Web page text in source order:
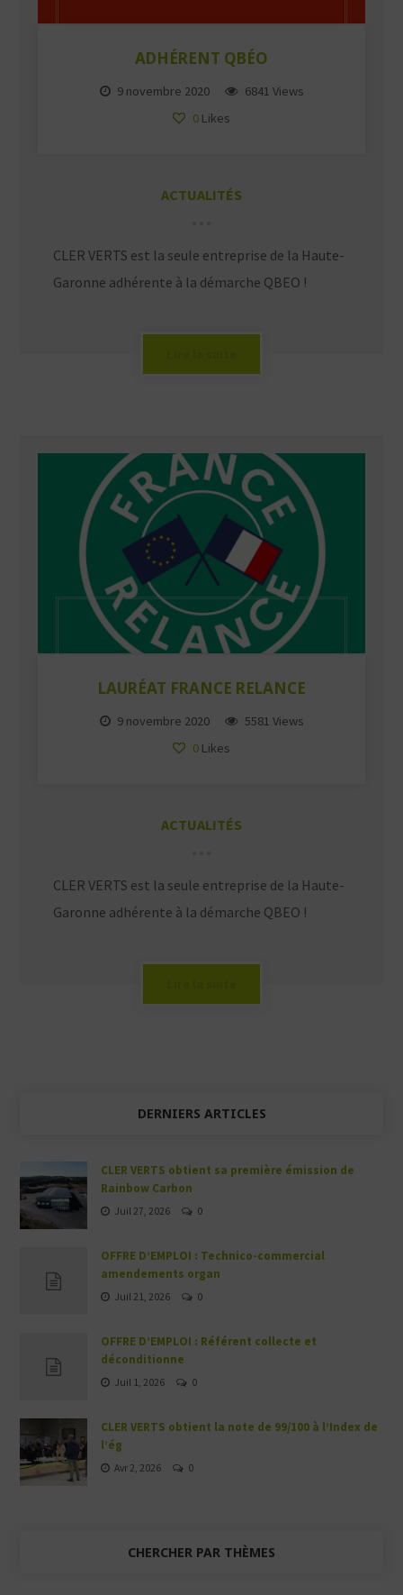
ADHÉRENT QBÉO
9 novembre 2020
6841 Views
0 Likes
ACTUALITÉS
CLER VERTS est la seule entreprise de la Haute-
Garonne adhérente à la démarche QBEO !
LAURÉAT FRANCE RELANCE
9 novembre 2020
5581 Views
0 Likes
ACTUALITÉS
CLER VERTS est la seule entreprise de la Haute-
Garonne adhérente à la démarche QBEO !
DERNIERS ARTICLES
CLER VERTS obtient sa première émission de
Rainbow Carbon
Juil 27, 2026 0
OFFRE D’EMPLOI : Technico-commercial
amendements organ
Juil 21, 2026 0
OFFRE D’EMPLOI : Référent collecte et
déconditionne
Juil 1, 2026 0
CLER VERTS obtient la note de 99/100 à l’Index de
l’ég
Avr 2, 2026 0
CHERCHER PAR THÈMES